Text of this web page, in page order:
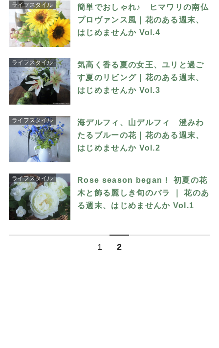
ライフスタイル
簡単でおしゃれ♪ ヒマワリの南仏
プロヴァンス風｜花のある週末、
はじめませんか Vol.4
ライフスタイル
気高く香る夏の女王、ユリと過ご
す夏のリビング｜花のある週末、
はじめませんか Vol.3
ライフスタイル
海デルフィ、山デルフィ 澄みわ
たるブルーの花｜花のある週末、
はじめませんか Vol.2
ライフスタイル
Rose season began！ 初夏の花
木と飾る麗しき旬のバラ ｜ 花のあ
る週末、はじめませんか Vol.1
1 2